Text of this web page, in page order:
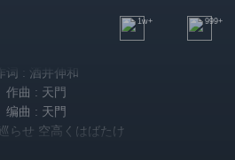
1w+ 999+
词 : 酒井伸和
作曲 : 天門
编曲 : 天門
らせ 空高くはばたけ